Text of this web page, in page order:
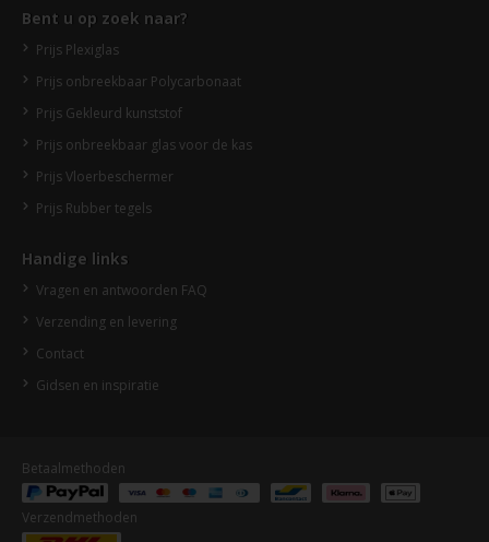
Bent u op zoek naar?
Prijs Plexiglas
Prijs onbreekbaar Polycarbonaat
Prijs Gekleurd kunststof
Prijs onbreekbaar glas voor de kas
Prijs Vloerbeschermer
Prijs Rubber tegels
Handige links
Vragen en antwoorden FAQ
Verzending en levering
Contact
Gidsen en inspiratie
Betaalmethoden
Verzendmethoden